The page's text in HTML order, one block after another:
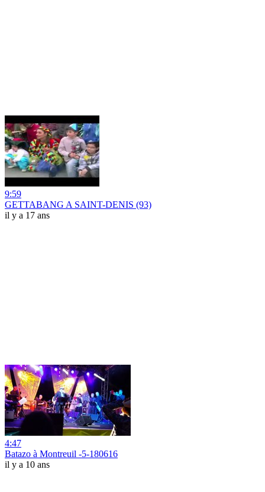
9:59
GETTABANG A SAINT-DENIS (93)
il y a 17 ans
4:47
Batazo à Montreuil -5-180616
il y a 10 ans